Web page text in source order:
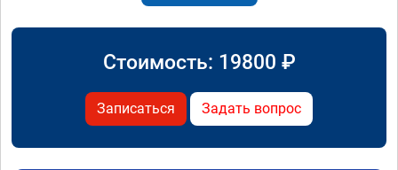
Стоимость: 19800 ₽
Записаться Задать вопрос